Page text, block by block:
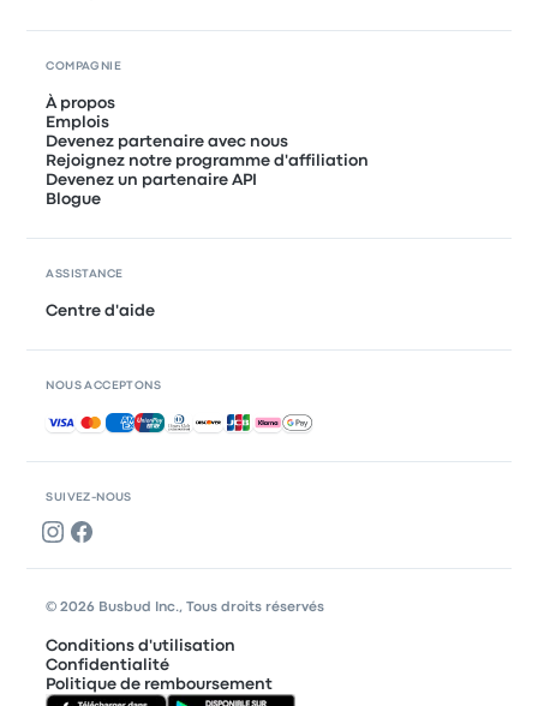
SUIVEZ-NOUS
COMPAGNIE
À propos
Emplois
Devenez partenaire avec nous
Rejoignez notre programme d'affiliation
Devenez un partenaire API
Blogue
ASSISTANCE
Centre d'aide
NOUS ACCEPTONS
Paiements acceptés
© 2026 Busbud Inc., Tous droits réservés
Conditions d'utilisation
Confidentialité
Politique de remboursement